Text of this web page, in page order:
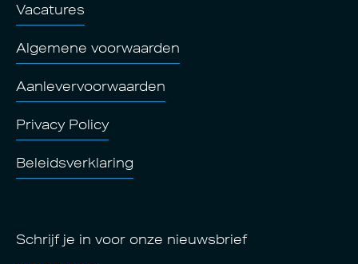
Vacatures
Algemene voorwaarden
Aanlevervoorwaarden
Privacy Policy
Beleidsverklaring
Schrijf je in voor onze nieuwsbrief